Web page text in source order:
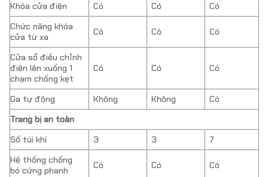
Khóa cửa điện Có Có
Có
Chức năng khóa
cửa từ xa
Có Có Có
Cửa sổ điều chỉnh
điện lên xuống 1
chạm chống kẹt
Có Có Có
Ga tự động Không Không
Có
Trang bị an toàn
Số túi khí
3 3
7
Hệ thống chống
bó cứng phanh
Có Có Có